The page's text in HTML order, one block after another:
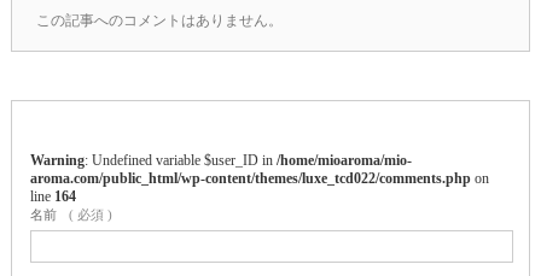
この記事へのコメントはありません。
Warning : Undefined variable $user_ID in /home/mioaroma/mio-
aroma.com/public_html/wp-content/themes/luxe_tcd022/comments.phpon
line 164
名前 ( 必須 )